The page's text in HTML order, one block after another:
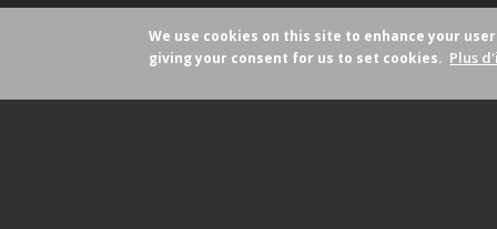
We use cookies on this site to enhance your
giving your consent for us to set cookies. Plus